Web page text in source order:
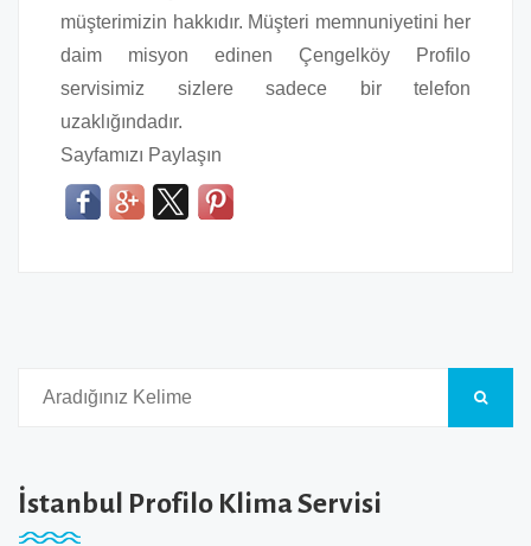
müşterimizin hakkıdır. Müşteri memnuniyetini her
daim misyon edinen Çengelköy Profilo
servisimiz sizlere sadece bir telefon
uzaklığındadır.
Sayfamızı Paylaşın
İstanbul Profilo Klima Servisi